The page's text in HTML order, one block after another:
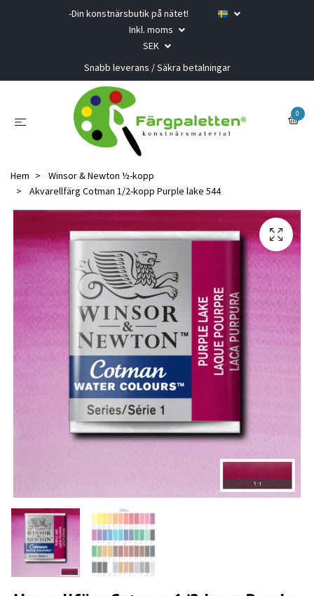
-Din konstnärsbutik på nätet!
Inkl. moms
SEK
Snabb leverans / Säkra betalningar
0
Hem
Winsor & Newton ½-kopp
Akvarellfärg Cotman 1/2-kopp Purple lake 544